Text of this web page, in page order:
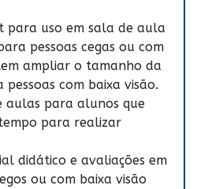
uso em sala de aula
pessoas cegas ou com
ampliar o tamanho da
com baixa visão.
aulas para alunos que
para realizar
didático e avaliações em
ou com baixa visão